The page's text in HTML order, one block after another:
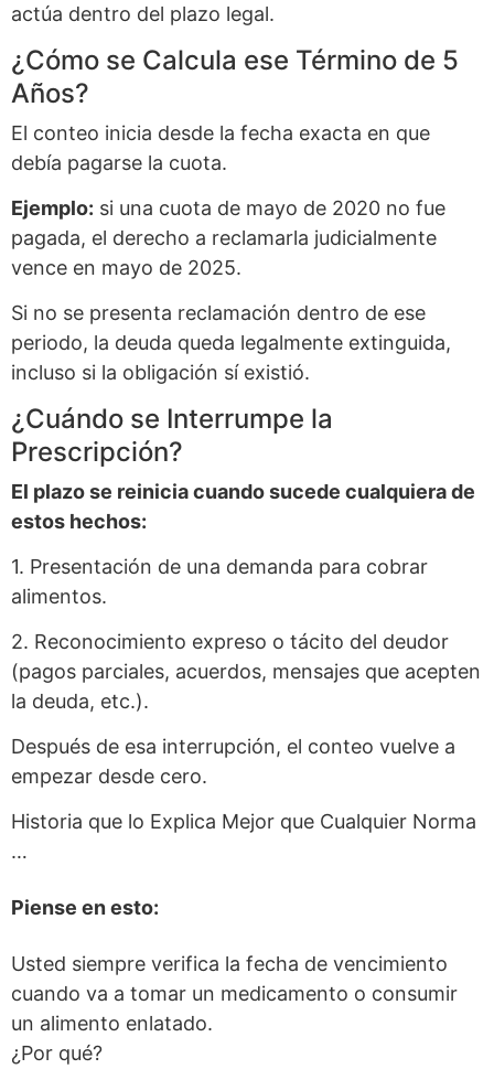
actúa dentro del plazo legal.
¿Cómo se Calcula ese Término de 5
Años?
El conteo inicia desde la fecha exacta en que
debía pagarse la cuota.
Ejemplo: si una cuota de mayo de 2020 no fue
pagada, el derecho a reclamarla judicialmente
vence en mayo de 2025.
Si no se presenta reclamación dentro de ese
periodo, la deuda queda legalmente extinguida,
incluso si la obligación sí existió.
¿Cuándo se Interrumpe la
Prescripción?
El plazo se reinicia cuando sucede cualquiera de
estos hechos:
1. Presentación de una demanda para cobrar
alimentos.
2. Reconocimiento expreso o tácito del deudor
(pagos parciales, acuerdos, mensajes que acepten
la deuda, etc.).
Después de esa interrupción, el conteo vuelve a
empezar desde cero.
Historia que lo Explica Mejor que Cualquier Norma
…
Piense en esto:
Usted siempre verifica la fecha de vencimiento
cuando va a tomar un medicamento o consumir
un alimento enlatado.
¿Por qué?